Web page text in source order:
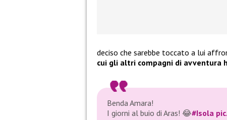
deciso che sarebbe toccato a lui
cui gli altri compagni di
Benda Amara!
I giorni al buio di Aras! 😂#Isola